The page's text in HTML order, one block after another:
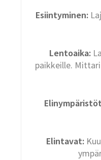
Esiintyminen:
Lentoaika:
paikkeille.
Elintavat: